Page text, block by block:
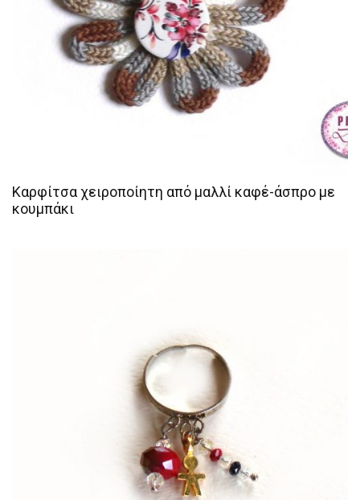
Καρφίτσα χειροποίητη από μαλλί καφέ-άσπρο με
κουμπάκι